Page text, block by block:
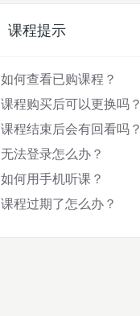
课程提示
如何查看已购课程？
课程购买后可以更换吗？
课程结束后会有回看吗？
无法登录怎么办？
如何用手机听课？
课程过期了怎么办？